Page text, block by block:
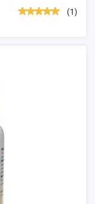
(1)